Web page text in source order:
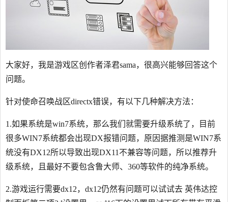
大家好，我是游戏区创作者泽君sama，很高兴能够回答这个
问题。
针对使命召唤战区directx错误，有以下几种解决方法：
1.如果系统是win7系统，那么我们就需要升级系统了，目前
很多WIN7系统都会出现DX报错问题，原因据推测是WIN7系
统没有DX12所以导致出现DX11不兼容等问题，所以推荐升
级系统，且最好不要包含鲁大师、360等软件的纯净系统。
2.游戏运行需要dx12，dx12仍然有问题可以试试去 英伟达控